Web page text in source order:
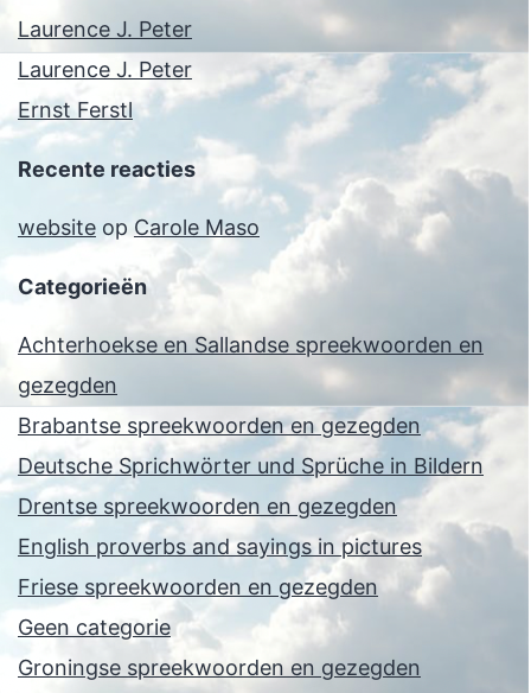
Laurence J. Peter
Laurence J. Peter
Ernst Ferstl
Recente reacties
website op Carole Maso
Categorieën
Achterhoekse en Sallandse spreekwoorden en
gezegden
Brabantse spreekwoorden en gezegden
Deutsche Sprichwörter und Sprüche in Bildern
Drentse spreekwoorden en gezegden
English proverbs and sayings in pictures
Friese spreekwoorden en gezegden
Geen categorie
Groningse spreekwoorden en gezegden